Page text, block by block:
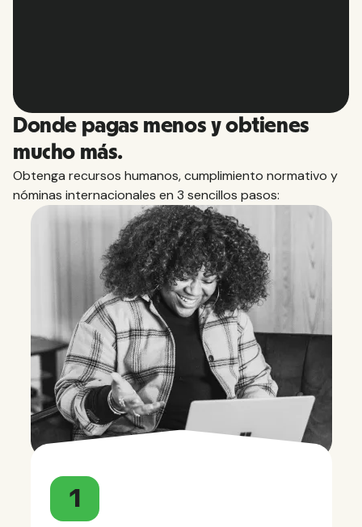
Donde pagas menos y obtienes
mucho más.
Obtenga recursos humanos, cumplimiento normativo y
nóminas internacionales en 3 sencillos pasos:
1